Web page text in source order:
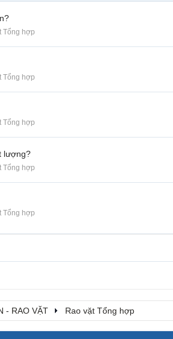
Tổng hợp
Tổng hợp
Tổng hợp
lượng?
Tổng hợp
Tổng hợp
- RAO VẶT Rao vặt Tổng hợp